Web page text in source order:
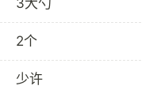
2个
少许